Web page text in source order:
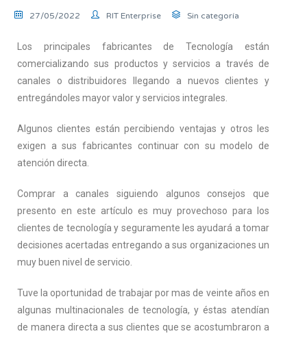
27/05/2022 RIT Enterprise Sin categoría
Los principales fabricantes de Tecnología están
comercializando sus productos y servicios a través de
canales o distribuidores llegando a nuevos clientes y
entregándoles mayor valor y servicios integrales.
Algunos clientes están percibiendo ventajas y otros les
exigen a sus fabricantes continuar con su modelo de
atención directa.
Comprar a canales siguiendo algunos consejos que
presento en este artículo es muy provechoso para los
clientes de tecnología y seguramente les ayudará a tomar
decisiones acertadas entregando a sus organizaciones un
muy buen nivel de servicio.
Tuve la oportunidad de trabajar por mas de veinte años en
algunas multinacionales de tecnología, y éstas atendían
de manera directa a sus clientes que se acostumbraron a